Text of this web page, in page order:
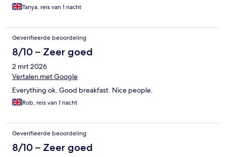
Tanya, reis van 1 nacht
Geverifieerde beoordeling
8/10 – Zeer goed
2 mrt 2026
Vertalen met Google
Everything ok. Good breakfast. Nice people.
Rob, reis van 1 nacht
Geverifieerde beoordeling
8/10 – Zeer goed